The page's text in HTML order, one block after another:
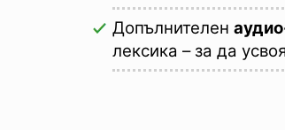
Допълнителен
лексика – за да